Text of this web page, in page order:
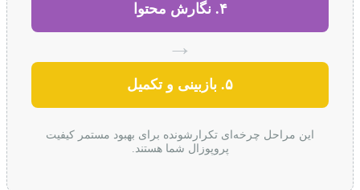
۴. نگارش محتوا
→
۵. بازبینی و تکمیل
این مراحل چرخه‌ای تکرارشونده برای بهبود مستمر کیفیت
پروپوزال شما هستند.